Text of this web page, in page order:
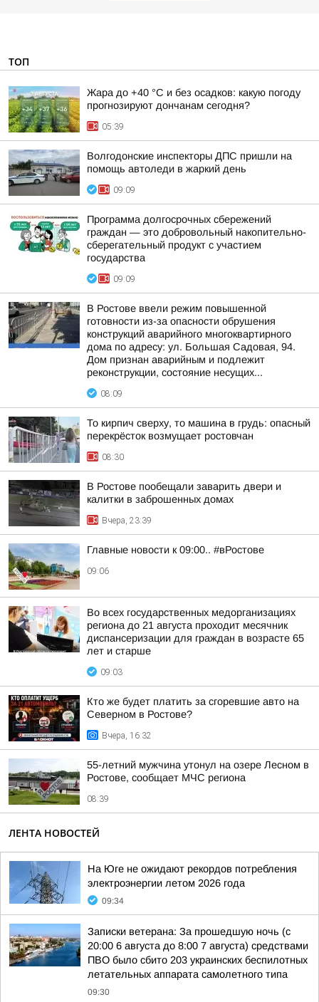
ТОП
Жара до +40 °С и без осадков: какую погоду
прогнозируют дончанам сегодня?
05:39
Волгодонские инспекторы ДПС пришли на
помощь автоледи в жаркий день
09:09
Программа долгосрочных сбережений
граждан — это добровольный накопительно-
сберегательный продукт с участием
государства
09:09
В Ростове ввели режим повышенной
готовности из-за опасности обрушения
конструкций аварийного многоквартирного
дома по адресу: ул. Большая Садовая, 94.
Дом признан аварийным и подлежит
реконструкции, состояние несущих...
08:09
То кирпич сверху, то машина в грудь: опасный
перекрёсток возмущает ростовчан
08:30
В Ростове пообещали заварить двери и
калитки в заброшенных домах
Вчера, 23:39
Главные новости к 09:00.. #вРостове
09:06
Во всех государственных медорганизациях
региона до 21 августа проходит месячник
диспансеризации для граждан в возрасте 65
лет и старше
09:03
Кто же будет платить за сгоревшие авто на
Северном в Ростове?
Вчера, 16:32
55-летний мужчина утонул на озере Лесном в
Ростове, сообщает МЧС региона
08:39
ЛЕНТА НОВОСТЕЙ
На Юге не ожидают рекордов потребления
электроэнергии летом 2026 года
09:34
Записки ветерана: За прошедшую ночь (с
20:00 6 августа до 8:00 7 августа) средствами
ПВО было сбито 203 украинских беспилотных
летательных аппарата самолетного типа
09:30